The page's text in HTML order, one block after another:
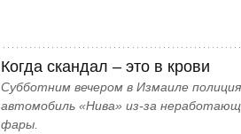
Когда скандал – это в крови
Субботним вечером в Измаиле
автомобиль «Нива» из-за
фары.